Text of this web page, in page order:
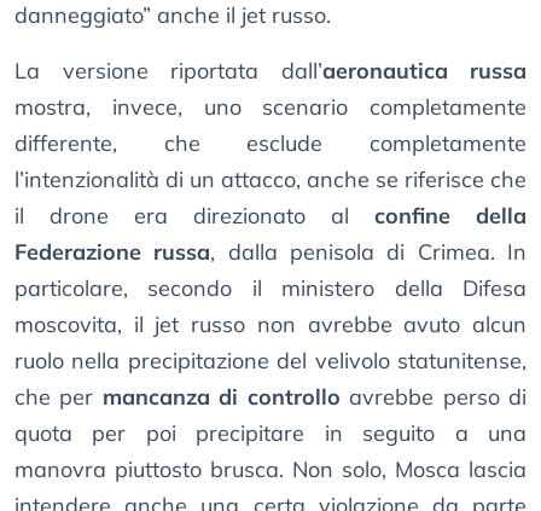
danneggiato” anche il jet russo.
La versione riportata dall’aeronautica russa
mostra, invece, uno scenario completamente
differente, che esclude completamente
l’intenzionalità di un attacco, anche se riferisce che
il drone era direzionato al confine della
Federazione russa, dalla penisola di Crimea. In
particolare, secondo il ministero della Difesa
moscovita, il jet russo non avrebbe avuto alcun
ruolo nella precipitazione del velivolo statunitense,
che per mancanza di controllo avrebbe perso di
quota per poi precipitare in seguito a una
manovra piuttosto brusca. Non solo, Mosca lascia